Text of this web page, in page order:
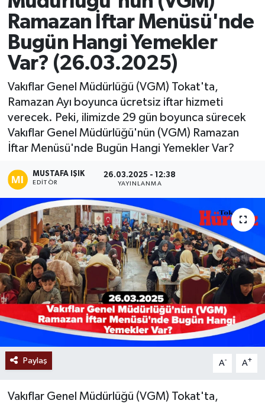
Ramazan İftar Menüsü'nde
Bugün Hangi Yemekler
Var? (26.03.2025)
Vakıflar Genel Müdürlüğü (VGM) Tokat'ta,
Ramazan Ayı boyunca ücretsiz iftar hizmeti
verecek. Peki, ilimizde 29 gün boyunca sürecek
Vakıflar Genel Müdürlüğü'nün (VGM) Ramazan
İftar Menüsü'nde Bugün Hangi Yemekler Var?
MUSTAFA IŞIK
EDITÖR
26.03.2025 - 12:38
YAYINLANMA
Paylaş A- A+
Vakıflar Genel Müdürlüğü (VGM) Tokat'ta,
Ekonomi
Sağlık
Tokat Haber